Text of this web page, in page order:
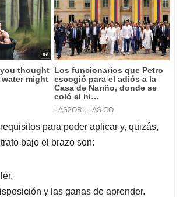
para poder aplicar y, quizás,
bajo el brazo son:
y las ganas de aprender.